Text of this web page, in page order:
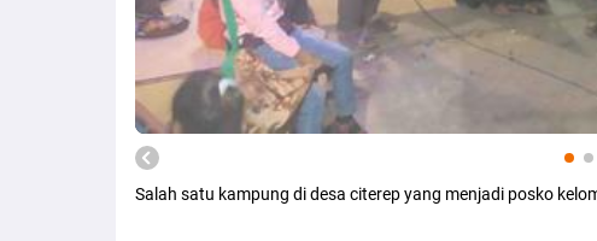
Salah satu kampung di desa citerep yang menjadi posko